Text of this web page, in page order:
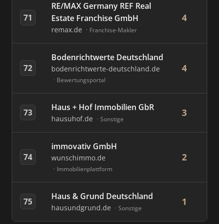
71
RE/MAX Germany REF Real
Estate Franchise GmbH
remax.de Franchise-Makler
4
72
Bodenrichtwerte Deutschland
bodenrichtwerte-deutschland.de
Bewertungsportal
4
73 Haus + Hof Immobilien GbR
hausuhof.de Sonstige
3
74
immovativ GmbH
wunschimmo.de
Immobilienplattform
2
75 Haus & Grund Deutschland
hausundgrund.de Sonstige
1